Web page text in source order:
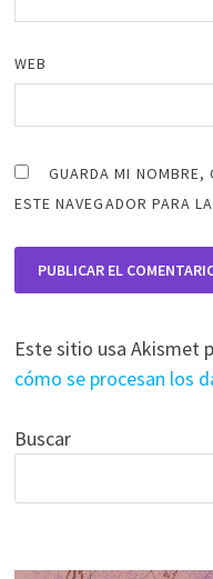
WEB
GUARDA MI NOMBRE,
ESTE NAVEGADOR PARA
Este sitio usa Akismet
cómo se procesan los
Buscar